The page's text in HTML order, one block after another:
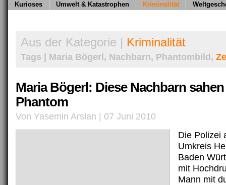
Kurioses Umwelt & Katastrophen Kriminalität
Aus der Kategorie | Kriminalität
Tags | Maria Bögerl, Nachbarn, Phantombild,
Maria Bögerl: Diese Nachbarn
Phantom
Von Yasemin Arslan | 07 Juni 2010
Die Polizei
Umkreis
Baden
mit
Mann mit